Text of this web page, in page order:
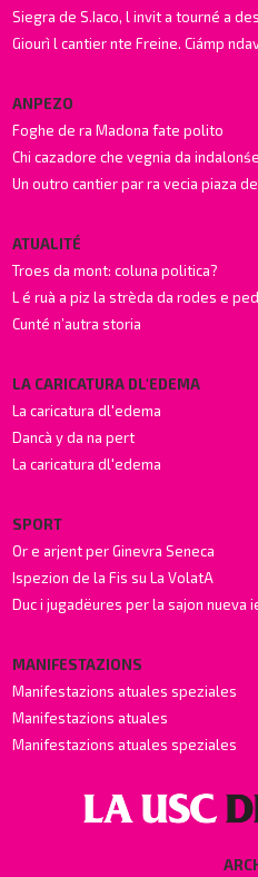
Siegra de S.Iaco, l invit a tourné a
Giourì l cantier nte Freine. Ciámp
ANPEZO
Foghe de ra Madona fate polito
Chi cazadore che vegnia da indalonśe
Un outro cantier par ra vecia piaza
ATUALITÉ
Troes da mont: coluna politica?
L é ruà a piz la strèda da rodes e
Cunté n’autra storia
LA CARICATURA DL'EDEMA
La caricatura dl'edema
Dancà y da na pert
La caricatura dl'edema
SPORT
Or e arjent per Ginevra Seneca
Ispezion de la Fis su La VolatA
Duc i jugadëures per la sajon nueva
MANIFESTAZIONS
Manifestazions atuales speziales
Manifestazions atuales
Manifestazions atuales speziales